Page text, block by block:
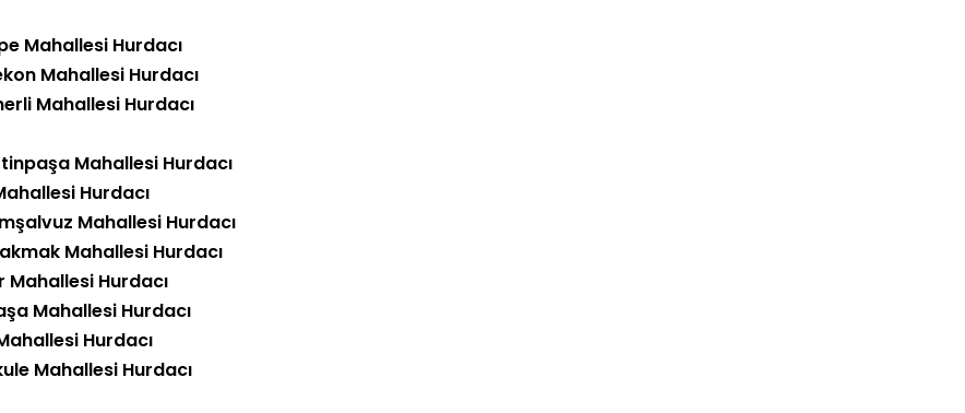
Mahallesi Hurdacı
Mahallesi Hurdacı
Mahallesi Hurdacı
Mahallesi Hurdacı
Hurdacı
Mahallesi Hurdacı
Mahallesi Hurdacı
Mahallesi Hurdacı
Mahallesi Hurdacı
Hurdacı
Mahallesi Hurdacı